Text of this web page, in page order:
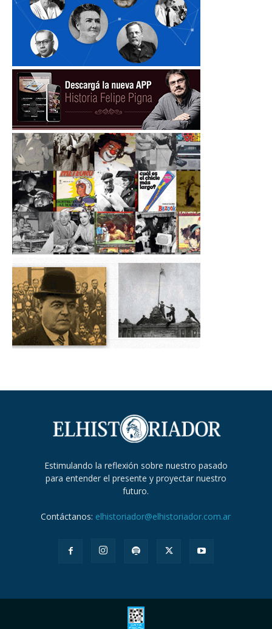
Estimulando la reflexión sobre nuestro pasado
para entender el presente y proyectar nuestro
futuro.
Contáctanos: elhistoriador@elhistoriador.com.ar